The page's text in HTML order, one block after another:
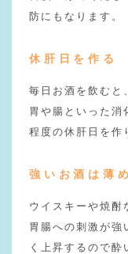
防にもなります。
休肝日を作る
毎日お酒を飲むと
胃や腸といった消
程度の休肝日を作
強いお酒は薄
ウイスキーや焼酎
胃腸への刺激が強
く上昇するので酔